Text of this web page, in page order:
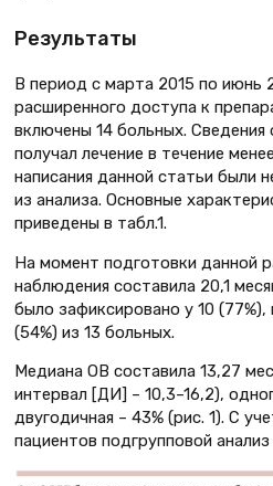
Результаты
В период с марта 2015 по июнь
расширенного доступа к
включены 14 больных. Сведения
получал лечение в течение
написания данной статьи были
из анализа. Основные
приведены в табл.1.
На момент подготовки данной
наблюдения составила 20,1
было зафиксировано у 10 (77%),
(54%) из 13 больных.
Медиана ОВ составила 13,27
интервал [ДИ] – 10,3–16,2),
двугодичная – 43% (рис. 1). С
пациентов подгрупповой анализ